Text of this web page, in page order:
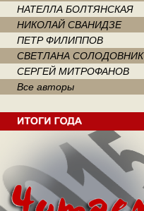
НАТЕЛЛА БОЛТЯНСКАЯ
НИКОЛАЙ СВАНИДЗЕ
ПЕТР ФИЛИППОВ
СВЕТЛАНА СОЛОДОВНИК
СЕРГЕЙ МИТРОФАНОВ
Все авторы